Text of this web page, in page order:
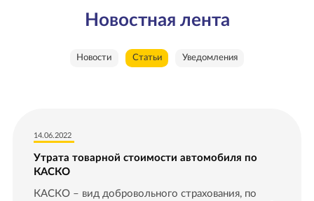
Новостная лента
Новости Статьи Уведомления
14.06.2022
Утрата товарной стоимости автомобиля по
КАСКО
КАСКО – вид добровольного страхования, по